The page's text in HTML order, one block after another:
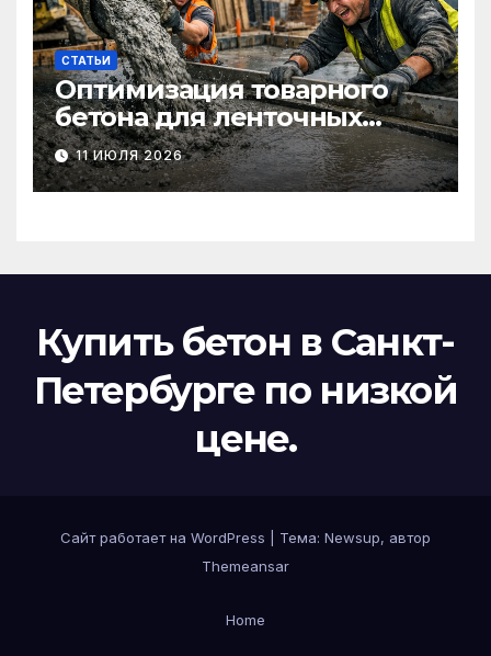
СТАТЬИ
Оптимизация товарного
бетона для ленточных
фундаментов
11 ИЮЛЯ 2026
Купить бетон в Санкт-
Петербурге по низкой
цене.
Сайт работает на WordPress Тема: Newsup, автор
Themeansar
Home